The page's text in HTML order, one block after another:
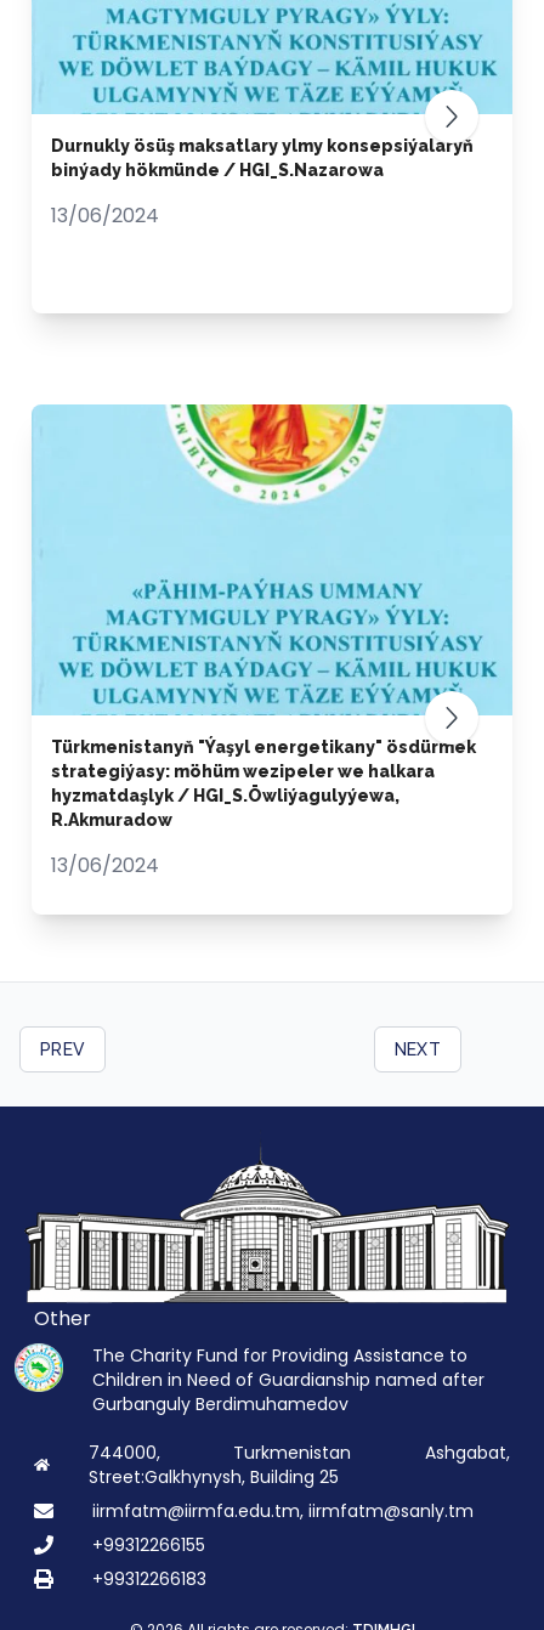
Durnukly ösüş maksatlary ylmy konsepsiýalaryň
binýady hökmünde / HGI_S.Nazarowa
13/06/2024
Türkmenistanyň "Ýaşyl energetikany" ösdürmek
strategiýasy: möhüm wezipeler we halkara
hyzmatdaşlyk / HGI_S.Öwliýagulyýewa,
R.Akmuradow
13/06/2024
PREV NEXT
Other
The Charity Fund for Providing Assistance to
Children in Need of Guardianship named after
Gurbanguly Berdimuhamedov
744000, Turkmenistan Ashgabat,
Street:Galkhynysh, Building 25
iirmfatm@iirmfa.edu.tm, iirmfatm@sanly.tm
+99312266155
+99312266183